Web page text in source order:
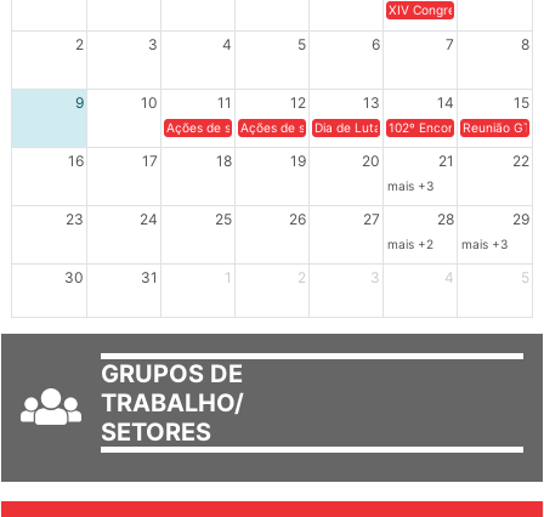
XIV Congresso Brasileiro
2 3 4 5 6 7 8
9 10 11 12 13 14 15
Ações de solidariedade a Cuba no Rio Grande do Sul - 100
Ações de solidariedade a Cuba no Rio Grande do
Dia de Luta em Defesa de Cuba e da
102º Encontro da
Reunião
16 17 18 19 20 21 22
mais +3
23 24 25 26 27 28 29
mais +2 mais +3
30 31 1 2 3 4 5
GRUPOS DE
TRABALHO/
SETORES